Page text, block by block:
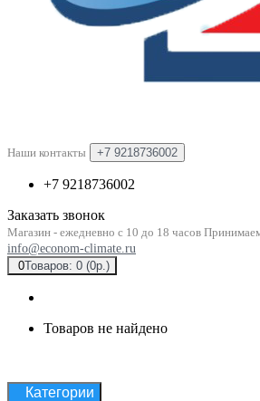
Наши контакты +7 9218736002
+7 9218736002
Заказать звонок
Магазин - ежедневно с 10 до 18 часов
info@econom-climate.ru
0Товаров: 0 (0р.)
Товаров не найдено
Категории